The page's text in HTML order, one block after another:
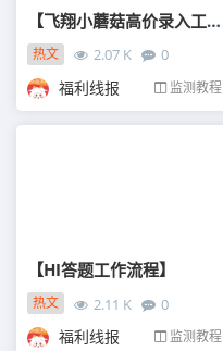
【飞翔小蘑菇高价录入工作流程】
热文 2.07 K
0
01-08
福利线报 监测教程
【HI答题工作流程】
热文 2.11 K
0
01-08
福利线报 监测教程